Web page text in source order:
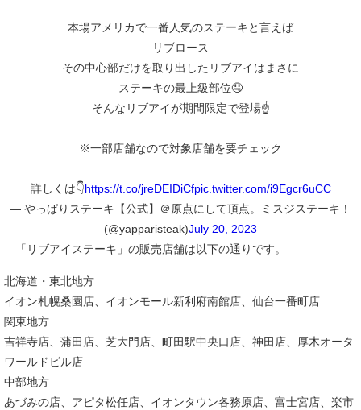
本場アメリカで一番人気のステーキと言えば
リブロース
その中心部だけを取り出したリブアイはまさに
ステーキの最上級部位🤤
そんなリブアイが期間限定で登場☝️
※一部店舗なので対象店舗を要チェック
詳しくは👇https://t.co/jreDEIDiCfpic.twitter.com/i9Egcr6uCC
— やっぱりステーキ【公式】＠原点にして頂点。ミスジステーキ！
(@yapparisteak)July 20, 2023
「リブアイステーキ」の販売店舗は以下の通りです。
北海道・東北地方
イオン札幌桑園店、イオンモール新利府南館店、仙台一番町店
関東地方
吉祥寺店、蒲田店、芝大門店、町田駅中央口店、神田店、厚木オータ
ワールドビル店
中部地⽅
あづみの店、アピタ松任店、イオンタウン各務原店、富士宮店、楽市